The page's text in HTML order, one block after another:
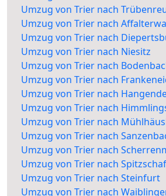
Umzug von Trier nach
Umzug von Trier nach
Umzug von Trier nach
Umzug von Trier nach Niesitz
Umzug von Trier nach
Umzug von Trier nach
Umzug von Trier nach
Umzug von Trier nach
Umzug von Trier nach
Umzug von Trier nach
Umzug von Trier nach
Umzug von Trier nach
Umzug von Trier nach Steinfurt
Umzug von Trier nach